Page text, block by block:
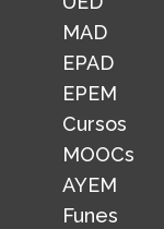
MAD
EPAD
EPEM
Cursos
MOOCs
AYEM
Funes